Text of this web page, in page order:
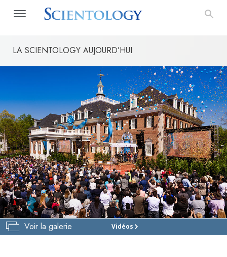
LA SCIENTOLOGY AUJOURD’HUI
Voir la galerie Vidéos
ÉGLISE